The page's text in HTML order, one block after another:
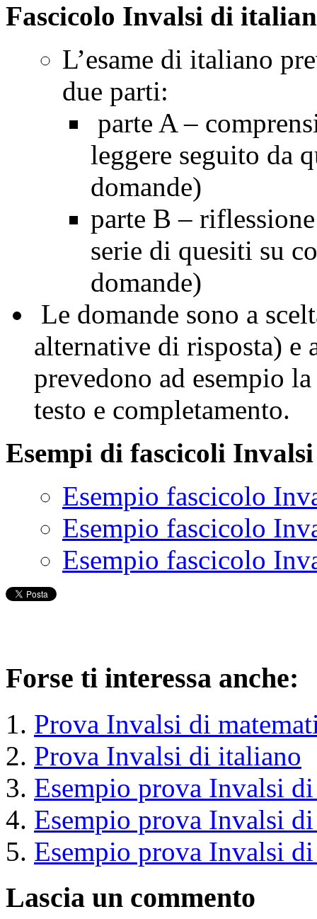
Fascicolo Invalsi di
L’esame di italiano
due parti:
parte A –
leggere seguito da
domande)
parte B –
serie di quesiti su
domande)
Le domande sono a
alternative di risposta) e
prevedono ad esempio
testo e completamento.
Esempi di fascicoli
Esempio fascicolo
Esempio fascicolo
Esempio fascicolo
Forse ti interessa anche:
Prova Invalsi di
Prova Invalsi di italiano
Esempio prova Invalsi
Esempio prova Invalsi
Esempio prova Invalsi
Lascia un commento